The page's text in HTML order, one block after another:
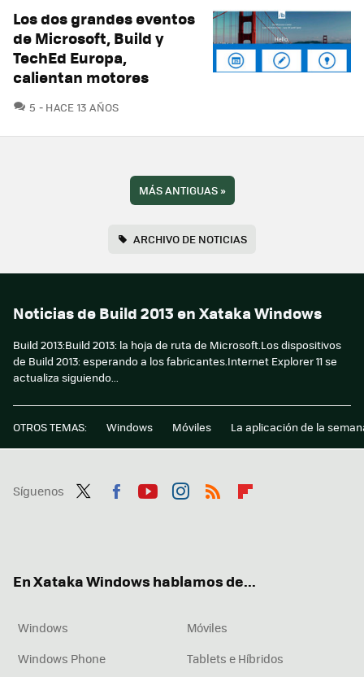
Los dos grandes eventos
de Microsoft, Build y
TechEd Europa,
calientan motores
5 COMENTARIOS
HACE 13 AÑOS
MÁS ANTIGUAS»
ARCHIVO DE NOTICIAS
Noticias de Build 2013 en Xataka Windows
Build 2013:Build 2013: la hoja de ruta de Microsoft.Los dispositivos
de Build 2013: esperando a los fabricantes.Internet Explorer 11 se
actualiza siguiendo...
OTROS TEMAS: Windows Móviles La aplicación de la
Síguenos
En Xataka Windows hablamos de...
Windows
Móviles
Windows Phone
Tablets e Híbridos